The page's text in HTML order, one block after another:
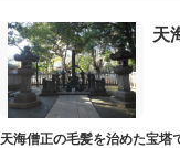
天
天海僧正の毛髪を治めた宝塔